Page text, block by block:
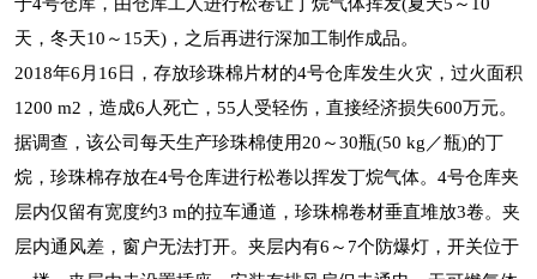
天，冬天10～15天)，之后再进行深加工制作成品。
2018年6月16日，存放珍珠棉片材的4号仓库发生火灾，过火面积
1200 m2，造成6人死亡，55人受轻伤，直接经济损失600万元。
据调查，该公司每天生产珍珠棉使用20～30瓶(50 kg／瓶)的丁
烷，珍珠棉存放在4号仓库进行松卷以挥发丁烷气体。4号仓库夹
层内仅留有宽度约3 m的拉车通道，珍珠棉卷材垂直堆放3卷。夹
层内通风差，窗户无法打开。夹层内有6～7个防爆灯，开关位于